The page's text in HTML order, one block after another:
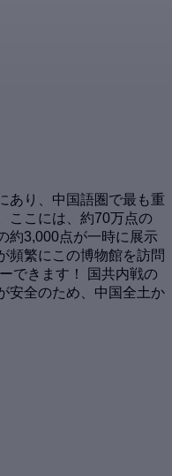
あり、中国語圏で最も重
ここには、約70万点の
約3,000点が一時に展示
頻繁にこの博物館を訪問
できます！ 国共内戦の
安全のため、中国全土か